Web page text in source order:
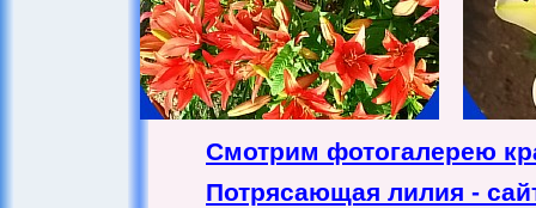
Смотрим фотогалерею
Потрясающая лилия -